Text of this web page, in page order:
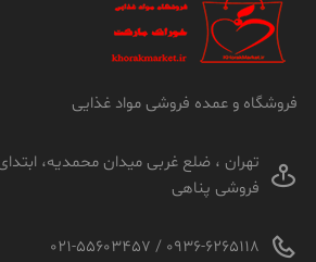
فروشگاه و عمده فروشی مواد غذایی
تهران ، ضلع غربی میدان محمدیه،
فروشی پناهی
0936-6265118 / 021-55603457